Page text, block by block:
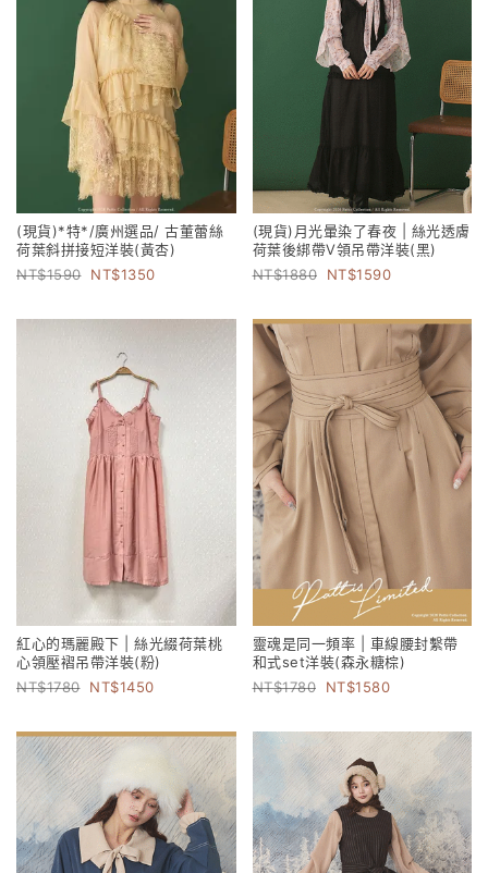
(現貨)*特*/廣州選品/ 古董蕾絲
荷葉斜拼接短洋裝(黃杏)
1590
1350
(現貨)月光暈染了春夜 | 絲光透膚
荷葉後綁帶V領吊帶洋裝(黑)
1880
1590
紅心的瑪麗殿下 | 絲光綴荷葉桃
心領壓褶吊帶洋裝(粉)
1780
1450
靈魂是同一頻率 | 車線腰封繫帶
和式set洋裝(森永糖棕)
1780
1580